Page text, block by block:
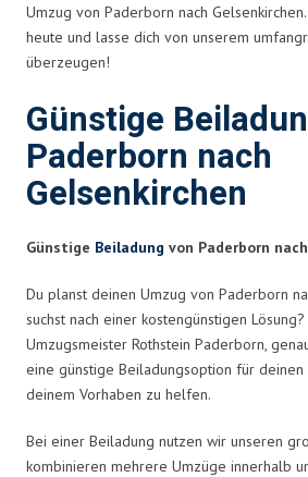
Umzug von Paderborn nach Gelsenkirchen.
heute und lasse dich von unserem
überzeugen!
Günstige
Paderborn nach
Gelsenkirchen
Günstige Beiladung von Paderborn
Du planst deinen Umzug von Paderborn
suchst nach einer kostengünstigen
Umzugsmeister Rothstein Paderborn,
eine günstige Beiladungsoption für deinen
deinem Vorhaben zu helfen.
Bei einer Beiladung nutzen wir unseren
kombinieren mehrere Umzüge innerhalb